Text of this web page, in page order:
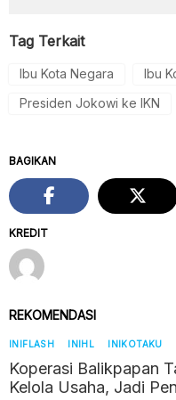
Tag Terkait
Ibu Kota Negara
Ibu
Presiden Jokowi ke IKN
KREDIT
BAGIKAN
REKOMENDASI
INIFLASH INIHL INIKOTAKU
Koperasi Balikpapan
Kelola Usaha, Jadi